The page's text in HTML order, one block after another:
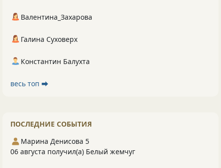
Валентина_Захарова
Галина Суховерх
Константин Балухта
весь топ ⮕
ПОСЛЕДНИЕ СОБЫТИЯ
Марина Денисова 5
06 августа получил(а) Белый жемчуг